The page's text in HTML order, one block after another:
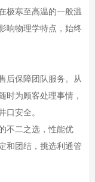
极寒至高温的一般温
响物理学特点，始终
后保障团队服务。从
时为顾客处理事情，
口安全。
不二之选，性能优
和团结，挑选利通管